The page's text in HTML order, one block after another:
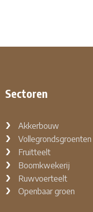
Sectoren
Akkerbouw
Vollegrondsgroenten
Fruitteelt
Boomkwekerij
Ruwvoerteelt
Openbaar groen